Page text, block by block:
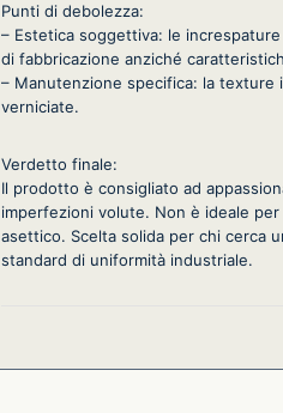
Punti di debolezza:
– Estetica soggettiva: le
di fabbricazione anziché
– Manutenzione specifica: la
verniciate.
Verdetto finale:
Il prodotto è consigliato ad
imperfezioni volute. Non è ideale
asettico. Scelta solida per chi cerca
standard di uniformità industriale.